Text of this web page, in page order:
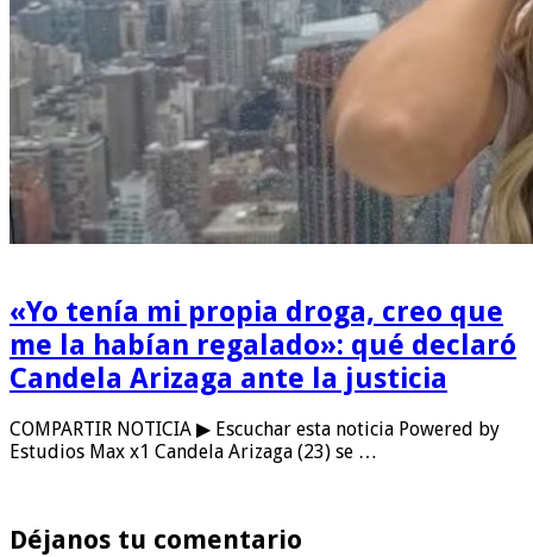
«Yo tenía mi propia droga, creo que
me la habían regalado»: qué declaró
Candela Arizaga ante la justicia
COMPARTIR NOTICIA ▶ Escuchar esta noticia Powered by
Estudios Max x1 Candela Arizaga (23) se …
Déjanos tu comentario